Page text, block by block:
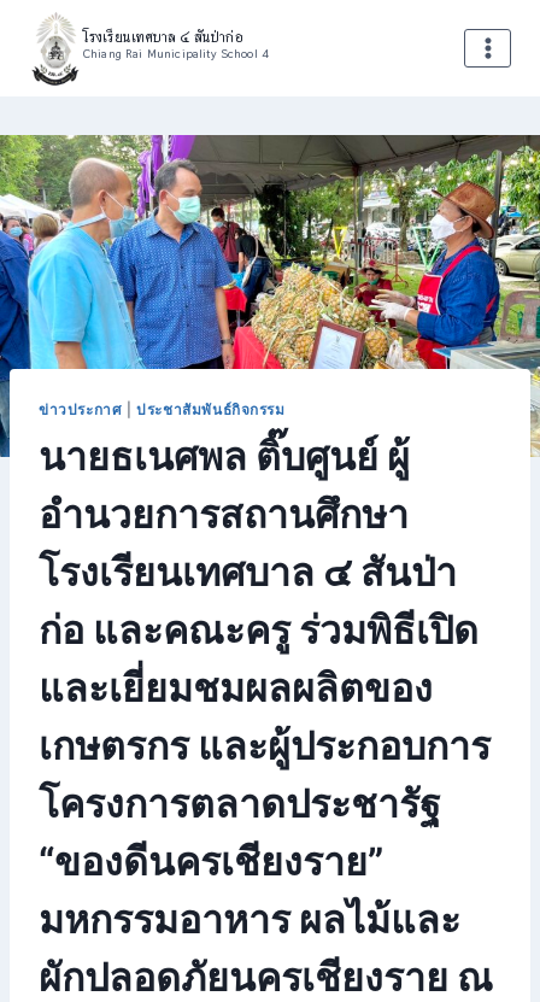
content
โรงเรียนเทศบาล ๔ สันป่าก่อ
Chiang Rai Municipality School 4
ข่าวประกาศ |ประชาสัมพันธ์กิจกรรม
นายธเนศพล ติ๊บศูนย์ ผู้
อำนวยการสถานศึกษา
โรงเรียนเทศบาล ๔ สันป่า
ก่อ และคณะครู ร่วมพิธีเปิด
และเยี่ยมชมผลผลิตของ
เกษตรกร และผู้ประกอบการ
โครงการตลาดประชารัฐ
“ของดีนครเชียงราย”
มหกรรมอาหาร ผลไม้และ
ผักปลอดภัยนครเชียงราย ณ